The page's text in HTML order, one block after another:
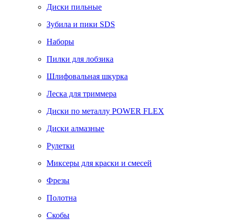
Диски пильные
Зубила и пики SDS
Наборы
Пилки для лобзика
Шлифовальная шкурка
Леска для триммера
Диски по металлу POWER FLEX
Диски алмазные
Рулетки
Миксеры для краски и смесей
Фрезы
Полотна
Скобы